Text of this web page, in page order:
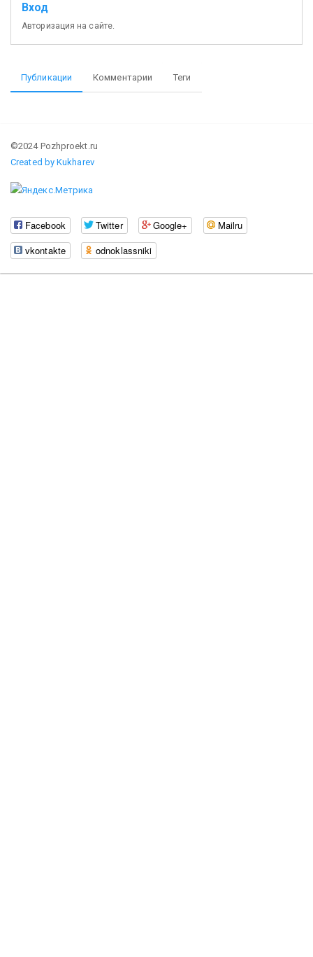
Вход
Авторизация на сайте.
Публикации Комментарии Теги
©2024 Pozhproekt.ru
Created by Kukharev
Facebook Twitter Google+
Mailru
vkontakte
odnoklassniki